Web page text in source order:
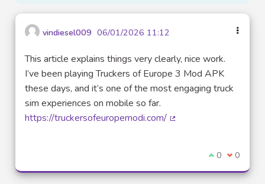
vindiesel009 06/01/2026 11:12
This article explains things very clearly, nice work.
I’ve been playing Truckers of Europe 3 Mod APK
these days, and it’s one of the most engaging truck
sim experiences on mobile so far.
https://truckersofeuropemodi.com/
Je suis
0 Je ne
0